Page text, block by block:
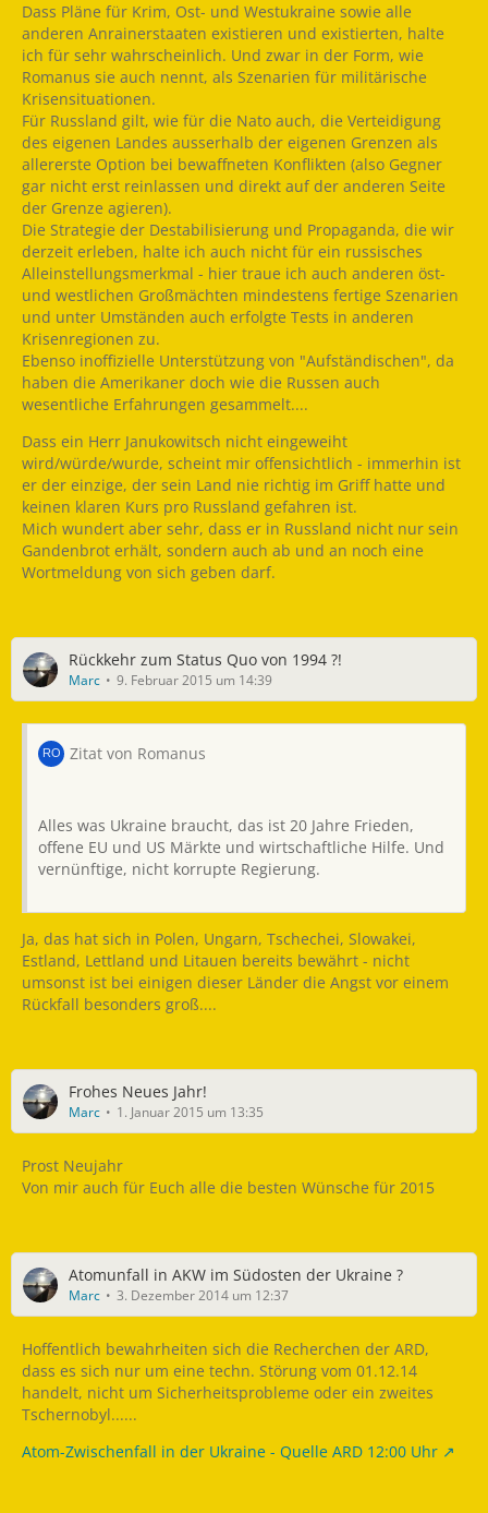
Dass Pläne für Krim, Ost- und Westukraine sowie alle
anderen Anrainerstaaten existieren und existierten, halte
ich für sehr wahrscheinlich. Und zwar in der Form, wie
Romanus sie auch nennt, als Szenarien für militärische
Krisensituationen.
Für Russland gilt, wie für die Nato auch, die Verteidigung
des eigenen Landes ausserhalb der eigenen Grenzen als
allererste Option bei bewaffneten Konflikten (also Gegner
gar nicht erst reinlassen und direkt auf der anderen Seite
der Grenze agieren).
Die Strategie der Destabilisierung und Propaganda, die wir
derzeit erleben, halte ich auch nicht für ein russisches
Alleinstellungsmerkmal - hier traue ich auch anderen öst-
und westlichen Großmächten mindestens fertige Szenarien
und unter Umständen auch erfolgte Tests in anderen
Krisenregionen zu.
Ebenso inoffizielle Unterstützung von "Aufständischen", da
haben die Amerikaner doch wie die Russen auch
wesentliche Erfahrungen gesammelt....
Dass ein Herr Janukowitsch nicht eingeweiht
wird/würde/wurde, scheint mir offensichtlich - immerhin ist
er der einzige, der sein Land nie richtig im Griff hatte und
keinen klaren Kurs pro Russland gefahren ist.
Mich wundert aber sehr, dass er in Russland nicht nur sein
Gandenbrot erhält, sondern auch ab und an noch eine
Wortmeldung von sich geben darf.
Rückkehr zum Status Quo von 1994 ?!
Marc 9. Februar 2015 um 14:39
Zitat von Romanus
Alles was Ukraine braucht, das ist 20 Jahre Frieden,
offene EU und US Märkte und wirtschaftliche Hilfe. Und
vernünftige, nicht korrupte Regierung.
Ja, das hat sich in Polen, Ungarn, Tschechei, Slowakei,
Estland, Lettland und Litauen bereits bewährt - nicht
umsonst ist bei einigen dieser Länder die Angst vor einem
Rückfall besonders groß....
Frohes Neues Jahr!
Marc 1. Januar 2015 um 13:35
Prost Neujahr
Von mir auch für Euch alle die besten Wünsche für 2015
Atomunfall in AKW im Südosten der Ukraine ?
Marc 3. Dezember 2014 um 12:37
Hoffentlich bewahrheiten sich die Recherchen der ARD,
dass es sich nur um eine techn. Störung vom 01.12.14
handelt, nicht um Sicherheitsprobleme oder ein zweites
Tschernobyl......
Atom-Zwischenfall in der Ukraine - Quelle ARD 12:00 Uhr